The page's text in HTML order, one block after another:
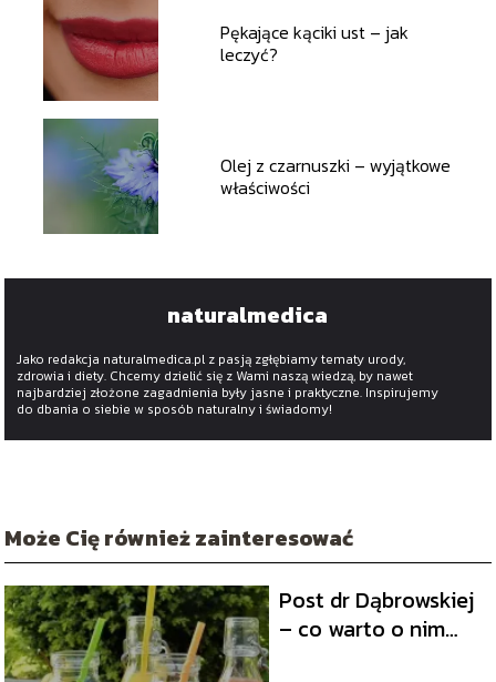
Pękające kąciki ust – jak
leczyć?
Olej z czarnuszki – wyjątkowe
właściwości
naturalmedica
Jako redakcja naturalmedica.pl z pasją zgłębiamy tematy urody,
zdrowia i diety. Chcemy dzielić się z Wami naszą wiedzą, by nawet
najbardziej złożone zagadnienia były jasne i praktyczne. Inspirujemy
do dbania o siebie w sposób naturalny i świadomy!
Może Cię również zainteresować
Post dr Dąbrowskiej
– co warto o nim